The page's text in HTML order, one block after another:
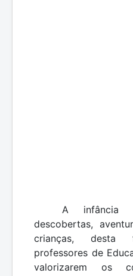
A
descobertas,
crianças, desta
professores de
valorizarem os